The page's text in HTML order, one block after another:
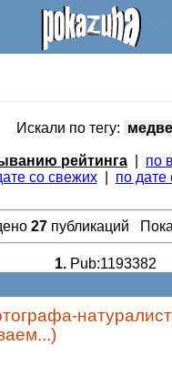
Искали по тегу:
рейтинга
по
со свежих| по дате
27публикаций
1. Pub:1193382